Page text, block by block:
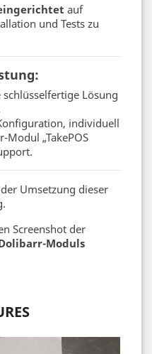
auf
und Tests zu
Lösung
individuell
Modul „TakePOS
Umsetzung dieser
Screenshot der
Moduls